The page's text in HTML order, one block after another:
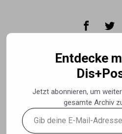
Entdecke
Jetzt abonnieren, um
gesamte Archiv
Gib
deine